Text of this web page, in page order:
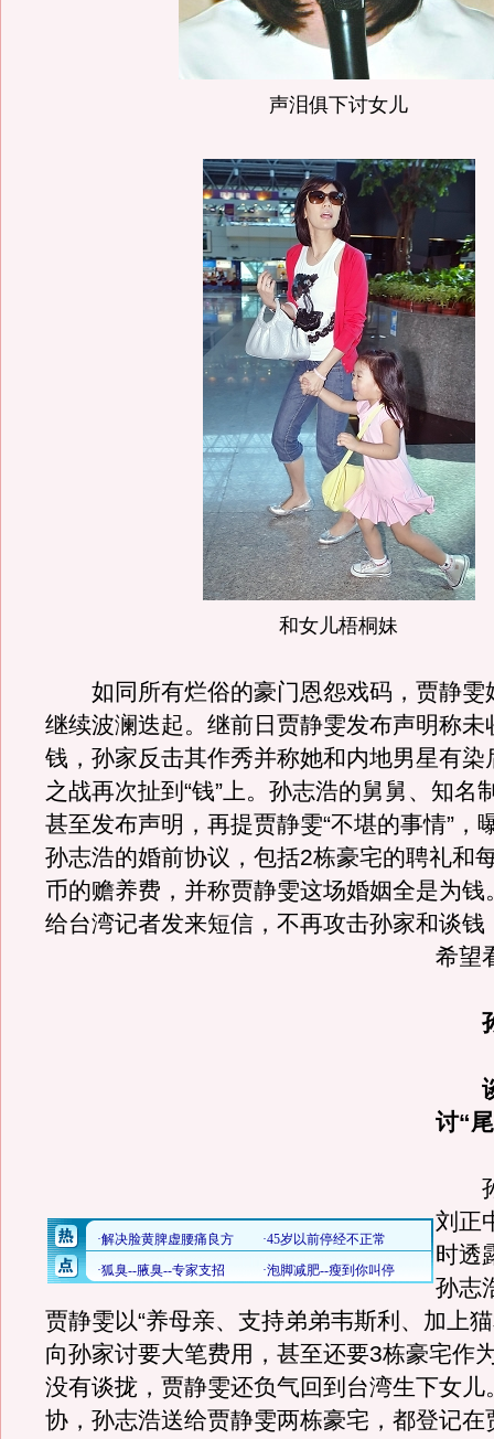
声泪俱下讨女儿
和女儿梧桐妹
如同所有烂俗的豪门恩怨戏码，贾静雯
继续波澜迭起。继前日贾静雯发布声明称未
钱，孙家反击其作秀并称她和内地男星有染
之战再次扯到“钱”上。孙志浩的舅舅、知名
甚至发布声明，再提贾静雯“不堪的事情”，
孙志浩的婚前协议，包括2栋豪宅的聘礼和
币的赡养费，并称贾静雯这场婚姻全是为钱
给台湾记者发来短信，不再攻击孙家和谈钱
希望
讨“
孙
刘正
时透
孙志
贾静雯以“养母亲、支持弟弟韦斯利、加上
向孙家讨要大笔费用，甚至还要3栋豪宅作
没有谈拢，贾静雯还负气回到台湾生下女儿
协，孙志浩送给贾静雯两栋豪宅，都登记在